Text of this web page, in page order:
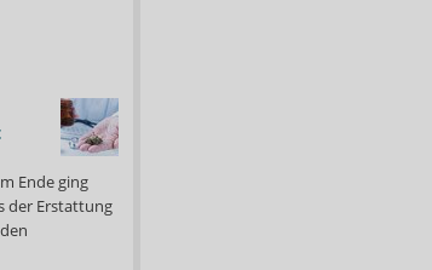
Ende ging
der Erstattung